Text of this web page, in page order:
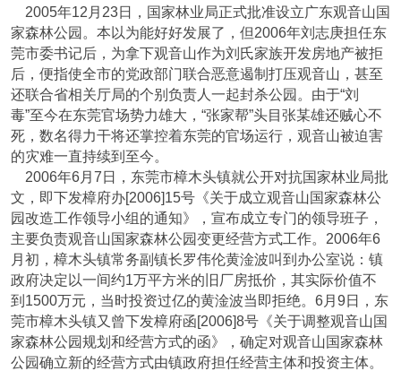
2005年12月23日，国家林业局正式批准设立广东观音山国
家森林公园。本以为能好好发展了，但2006年刘志庚担任东
莞市委书记后，为拿下观音山作为刘氏家族开发房地产被拒
后，便指使全市的党政部门联合恶意遏制打压观音山，甚至
还联合省相关厅局的个别负责人一起封杀公园。由于“刘
毒”至今在东莞官场势力雄大，“张家帮”头目张某雄还贼心不
死，数名得力干将还掌控着东莞的官场运行，观音山被迫害
的灾难一直持续到至今。
2006年6月7日，东莞市樟木头镇就公开对抗国家林业局批
文，即下发樟府办[2006]15号《关于成立观音山国家森林公
园改造工作领导小组的通知》，宣布成立专门的领导班子，
主要负责观音山国家森林公园变更经营方式工作。2006年6
月初，樟木头镇常务副镇长罗伟伦黄淦波叫到办公室说：镇
政府决定以一间约1万平方米的旧厂房抵价，其实际价值不
到1500万元，当时投资过亿的黄淦波当即拒绝。6月9日，东
莞市樟木头镇又曾下发樟府函[2006]8号《关于调整观音山国
家森林公园规划和经营方式的函》，确定对观音山国家森林
公园确立新的经营方式由镇政府担任经营主体和投资主体。